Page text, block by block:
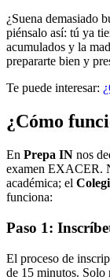
¿Suena demasiado
piénsalo así: tú ya
acumulados y la
prepararte bien y
Te puede interesar:
¿Cómo
En Prepa IN nos
examen EXACER.
académica; el
funciona:
Paso 1:
El proceso de
de 15 minutos. Solo